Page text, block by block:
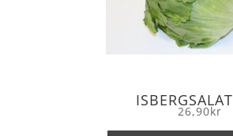
26,90kr